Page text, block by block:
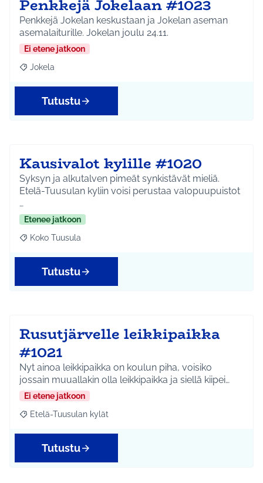
Penkkejä Jokelaan #1023
Penkkejä Jokelan keskustaan ja Jokelan aseman
asemalaiturille. Jokelan joulu 24.11.
Ei etene jatkoon
Rajaa tulokset aihepiirin mukaan: Jokela
Jokela
Tutustu
Kausivalot kylille #1020
Syksyn ja alkutalven pimeät synkistävät mieliä.
Etelä-Tuusulan kyliin voisi perustaa valopuupuistot
…
Etenee jatkoon
Rajaa tulokset aihepiirin mukaan: Koko Tuusula
Koko Tuusula
Tutustu
Rusutjärvelle leikkipaikka
#1021
Nyt ainoa leikkipaikka on koulun piha, voisiko
jossain muuallakin olla leikkipaikka ja siellä kiipei…
Ei etene jatkoon
Rajaa tulokset aihepiirin mukaan: Etelä-Tuusulan kylät
Etelä-Tuusulan kylät
Tutustu